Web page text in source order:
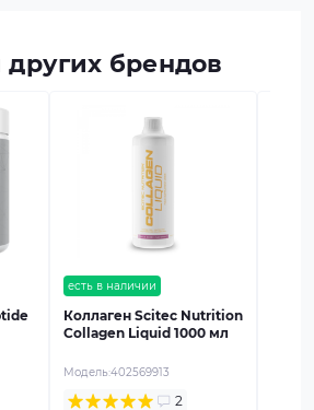
других брендов
есть в наличии
Коллаген Scitec Nutrition
Collagen Liquid 1000 мл
Модель:402569913
2